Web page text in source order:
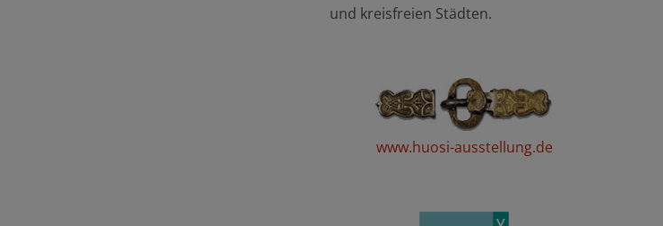
und kreisfreien Städten.
www.huosi-ausstellung.de